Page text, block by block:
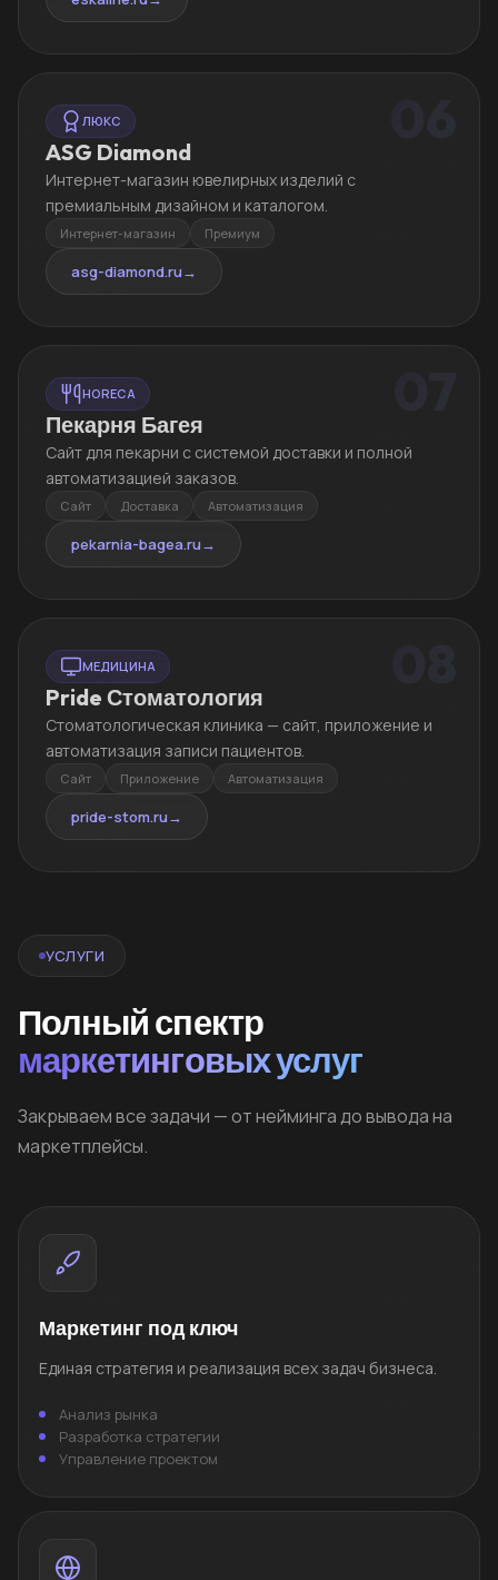
ЛЮКС
ASG Diamond
Интернет-магазин ювелирных изделий с
премиальным дизайном и каталогом.
Интернет-магазин Премиум
asg-diamond.ru→
HORECA
Пекарня Багея
Сайт для пекарни с системой доставки и полной
автоматизацией заказов.
Сайт Доставка Автоматизация
pekarnia-bagea.ru→
МЕДИЦИНА
Pride Стоматология
Стоматологическая клиника — сайт, приложение и
автоматизация записи пациентов.
Сайт Приложение Автоматизация
pride-stom.ru→
УСЛУГИ
Полный спектр
маркетинговых услуг
Закрываем все задачи — от нейминга до вывода на
маркетплейсы.
Маркетинг под ключ
Единая стратегия и реализация всех задач бизнеса.
Анализ рынка
Разработка стратегии
Управление проектом